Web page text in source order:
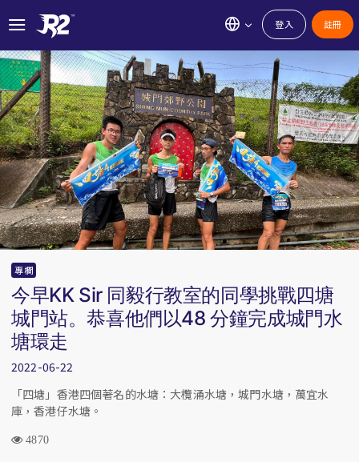
登入 註冊
專欄
今早KK Sir 同毅行教室的同學挑戰四塘
城門站。恭喜他們以48 分鐘完成城門水
塘環走
2022-06-22
「四塘」香港四個著名的水塘：大欖涌水塘，城門水塘，萬宜水
庫，香港仔水塘。
4870